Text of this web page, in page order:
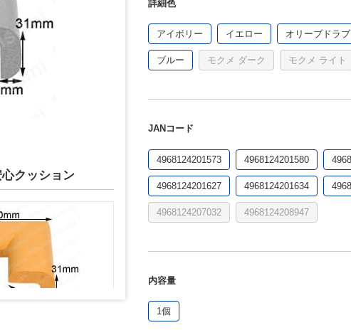
クッション
詳細色
アイボリー イエロー オリーブドラブ
ブルー モクメ ダーク モクメ ライト
JANコード
4968124201573 4968124201580
4968124201627 4968124201634
4968124207032 4968124208947
内容量
1個